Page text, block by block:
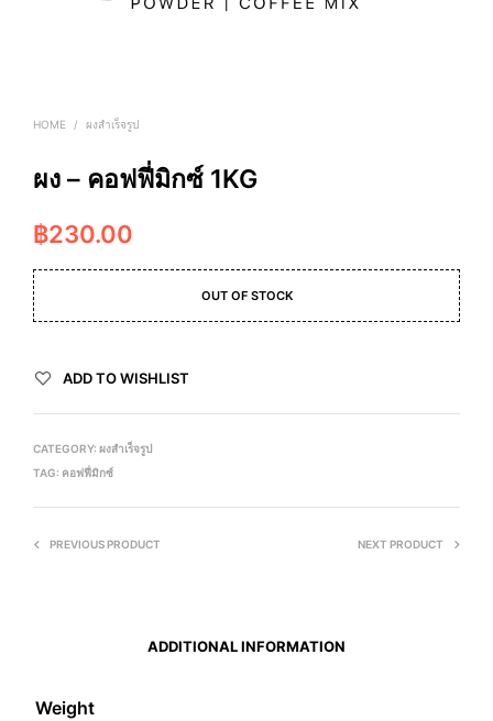
HOME / ผงสำเร็จรูป
ผง – คอฟฟี่มิกซ์ 1KG
฿230.00
OUT OF STOCK
ADD TO WISHLIST
CATEGORY: ผงสำเร็จรูป
TAG: คอฟฟี่มิกซ์
PREVIOUS PRODUCT NEXT PRODUCT
ADDITIONAL INFORMATION
Weight